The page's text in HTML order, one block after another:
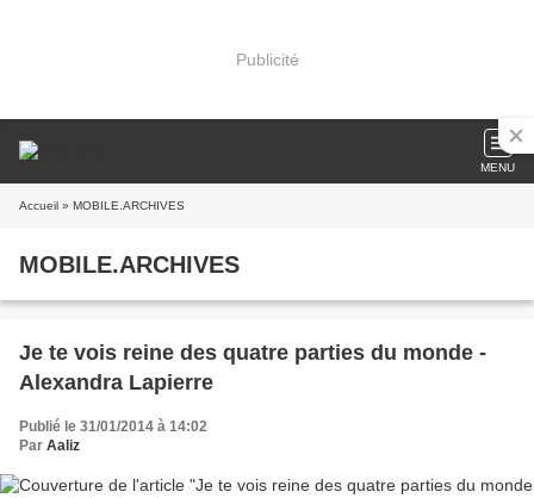
Publicité
MENU
Accueil » MOBILE.ARCHIVES
MOBILE.ARCHIVES
Je te vois reine des quatre parties du monde -
Alexandra Lapierre
Publié le 31/01/2014 à 14:02
Par Aaliz